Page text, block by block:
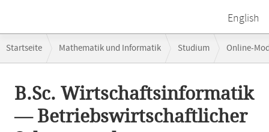
English
Navigation
Startseite Mathematik und Informatik Studium Online-
B.Sc. Wirtschaftsinformatik
— Betriebswirtschaftlicher